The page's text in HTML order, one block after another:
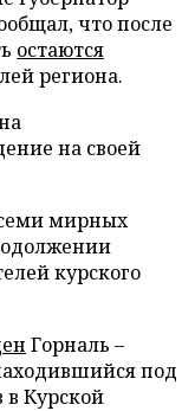
что после
остаются
региона.
на своей
мирных
курского
Горналь –
под
в Курской